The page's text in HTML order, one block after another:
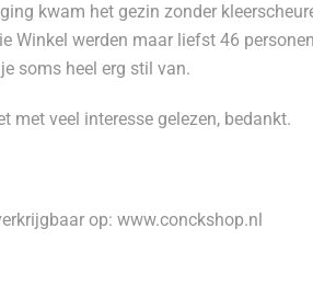
kwam het gezin zonder
Winkel werden maar liefst 46
soms heel erg stil van.
met veel interesse gelezen, bedankt.
op: www.conckshop.nl